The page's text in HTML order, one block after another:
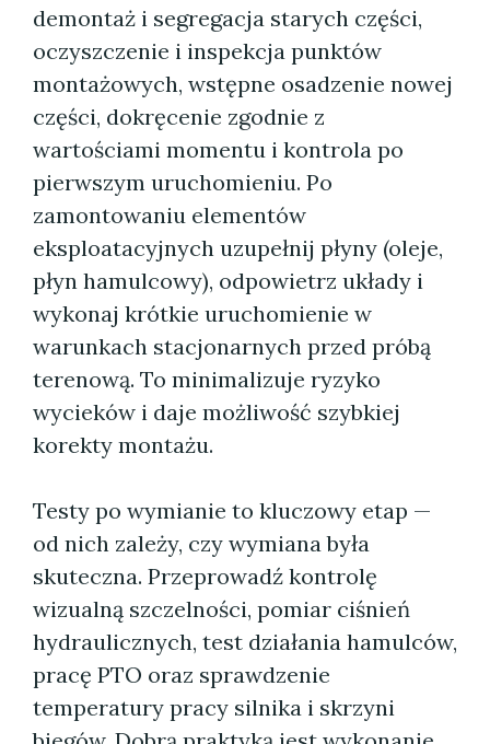
demontaż i segregacja starych części,
oczyszczenie i inspekcja punktów
montażowych, wstępne osadzenie nowej
części, dokręcenie zgodnie z
wartościami momentu i kontrola po
pierwszym uruchomieniu. Po
zamontowaniu elementów
eksploatacyjnych uzupełnij płyny (oleje,
płyn hamulcowy), odpowietrz układy i
wykonaj krótkie uruchomienie w
warunkach stacjonarnych przed próbą
terenową. To minimalizuje ryzyko
wycieków i daje możliwość szybkiej
korekty montażu.
Testy po wymianie to kluczowy etap —
od nich zależy, czy wymiana była
skuteczna. Przeprowadź kontrolę
wizualną szczelności, pomiar ciśnień
hydraulicznych, test działania hamulców,
pracę PTO oraz sprawdzenie
temperatury pracy silnika i skrzyni